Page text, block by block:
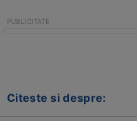
Citeste si despre: